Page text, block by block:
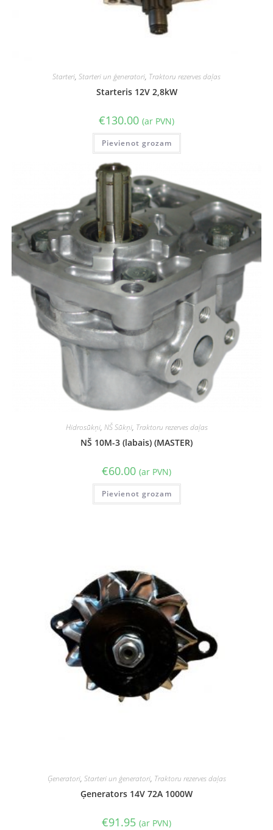
Starteri, Starteri un ģeneratori, Traktoru rezerves daļas
Starteris 12V 2,8kW
€130.00 (ar PVN)
Pievienot grozam
Hidrosūkņi, NŠ Sūkņi, Traktoru rezerves daļas
NŠ 10M-3 (labais) (MASTER)
€60.00 (ar PVN)
Pievienot grozam
Ģeneratori, Starteri un ģeneratori, Traktoru rezerves daļas
Ģenerators 14V 72A 1000W
€91.95 (ar PVN)